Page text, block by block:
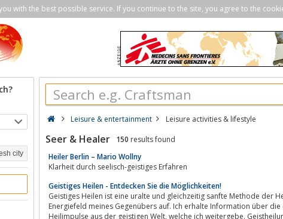
with the best possible service. If you continue to the site, you agree to the
city
Leisure & entertainment Leisure activities & lifestyle
Seer & Healer 150 results found
Heiler Berlin – Mario Wollny
Klarheit durch seelisch-geistiges Erfahren
Geistiges Heilen - Entdecken Sie die Möglichkeiten!
Geistiges Heilen ist eine uralte und gleichzeitig sanfte Methode der
Energiefeld meines Gegenübers auf. Ich erhalte Information über